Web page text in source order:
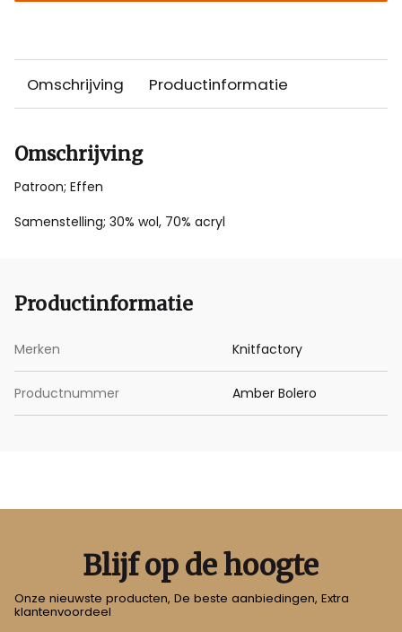
Omschrijving Productinformatie
Omschrijving
Patroon; Effen
Samenstelling; 30% wol, 70% acryl
Productinformatie
Merken Knitfactory
Productnummer Amber Bolero
Blijf op de hoogte
Onze nieuwste producten, De beste aanbiedingen, Extra
klantenvoordeel